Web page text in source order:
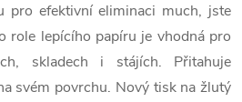
pro efektivní eliminaci much, jste
role lepícího papíru je vhodná pro
skladech i stájích. Přitahuje
svém povrchu. Nový tisk na žlutý